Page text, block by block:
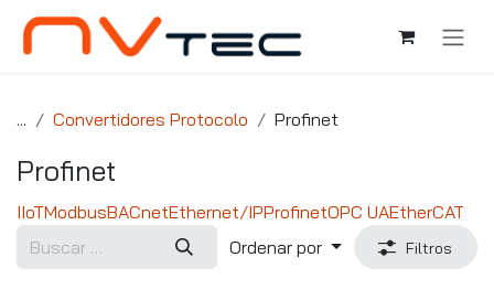
Ir al contenido
... Convertidores Protocolo Profinet
Profinet
IIoTModbusBACnetEthernet/IPProfinetOPC UAEtherCAT
Ordenar por
Filtros